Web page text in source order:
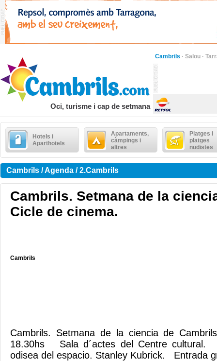
Cambrils · Salou ·
Oci, turisme i cap de setmana
Hotels i
Aparthotels
Apartaments,
càmpings i
altres
Platges i
platges
nudistes
Cambrils / Agenda / 2.Cambrils
Cambrils. Setmana de la
Cicle de cinema.
Cambrils
Cambrils. Setmana de la ciencia de
18.30hs Sala d´actes del Centre cultural.
odisea del espacio. Stanley Kubrick.